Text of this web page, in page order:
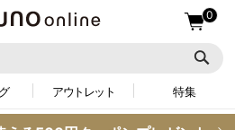
0
アウトレット 特集